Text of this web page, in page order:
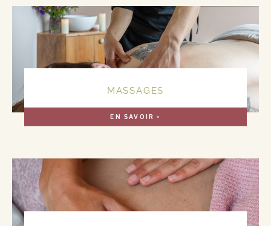
MASSAGES
EN SAVOIR +